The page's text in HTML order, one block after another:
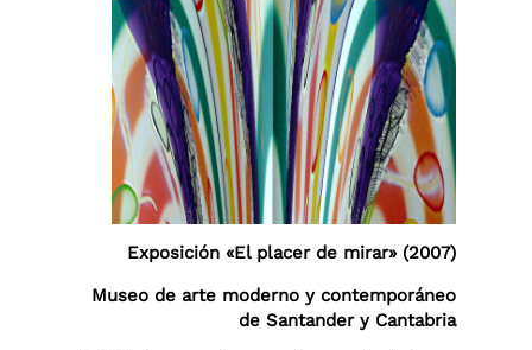
Exposición «El placer de mirar» (2007)
Museo de arte moderno y contemporáneo
de Santander y Cantabria